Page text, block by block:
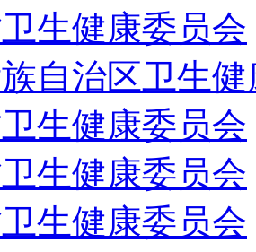
生健康委员会
自治区卫生
生健康委员会
生健康委员会
生健康委员会